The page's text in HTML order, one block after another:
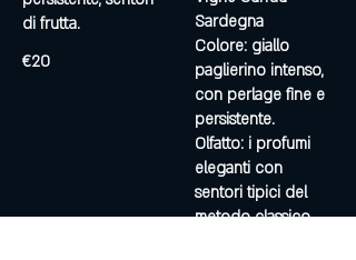
di frutta.
€20
Sardegna
Colore: giallo
paglierino intenso,
con perlage fine e
persistente.
Olfatto: i profumi
eleganti con
sentori tipici del
metodo classico